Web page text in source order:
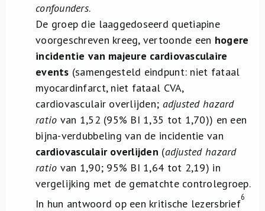
confounders.
De groep die laaggedoseerd quetiapine
voorgeschreven kreeg, vertoonde een hogere
incidentie van majeure cardiovasculaire
events (samengesteld eindpunt: niet fataal
myocardinfarct, niet fataal CVA,
cardiovasculair overlijden; adjusted hazard
ratio van 1,52 (95% BI 1,35 tot 1,70)) en een
bijna-verdubbeling van de incidentie van
cardiovasculair overlijden (adjusted hazard
ratio van 1,90; 95% BI 1,64 tot 2,19) in
vergelijking met de gematchte controlegroep.
In hun antwoord op een kritische lezersbrief6